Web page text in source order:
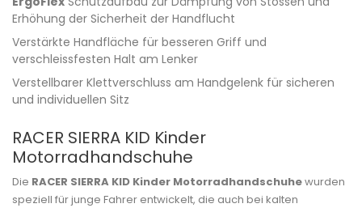
Erhöhung der Sicherheit der Handflucht
Verstärkte Handfläche für besseren Griff und
verschleissfesten Halt am Lenker
Verstellbarer Klettverschluss am Handgelenk für sicheren
und individuellen Sitz
RACER SIERRA KID Kinder
Motorradhandschuhe
Die RACER SIERRA KID Kinder Motorradhandschuhewurden
speziell für junge Fahrer entwickelt, die auch bei kalten